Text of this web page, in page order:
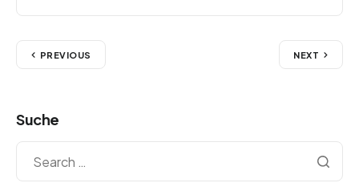
PREVIOUS NEXT
Suche